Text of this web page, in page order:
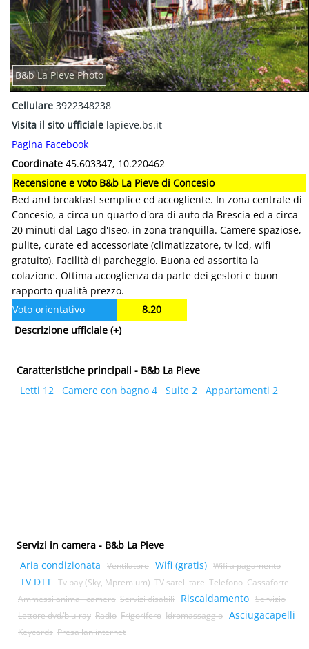
B&b La Pieve Photo
Cellulare 3922348238
Visita il sito ufficiale lapieve.bs.it
Pagina Facebook
Coordinate 45.603347, 10.220462
Recensione e voto B&b La Pieve di Concesio
Bed and breakfast semplice ed accogliente. In zona centrale di
Concesio, a circa un quarto d'ora di auto da Brescia ed a circa
20 minuti dal Lago d'Iseo, in zona tranquilla. Camere spaziose,
pulite, curate ed accessoriate (climatizzatore, tv lcd, wifi
gratuito). Facilità di parcheggio. Buona ed assortita la
colazione. Ottima accoglienza da parte dei gestori e buon
rapporto qualità prezzo.
Voto orientativo
8.20
Descrizione ufficiale (+)
Caratteristiche principali - B&b La Pieve
Letti 12
Camere con bagno 4 Suite 2 Appartamenti 2
Servizi in camera - B&b La Pieve
Aria condizionata
Ventilatore Wifi (gratis) Wifi a pagamento
TV DTT Tv pay (Sky, Mpremium) TV satellitare Telefono Cassaforte
Ammessi animali camera Servizi disabili Riscaldamento Servizio
Lettore dvd/blu-ray Radio Frigorifero Idromassaggio Asciugacapelli
Keycards Presa lan internet